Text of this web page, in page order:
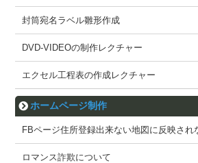
封筒宛名ラベル雛形作成
DVD-VIDEOの制作レクチャー
エクセル工程表の作成レクチャー
ホームページ制作
FBページ住所登録出来ない地図に反映され
ロマンス詐欺について